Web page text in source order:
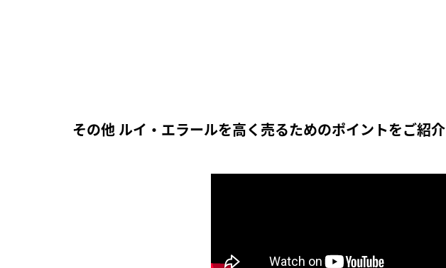
その他 ルイ・エラールを高く売るためのポイントをご紹介